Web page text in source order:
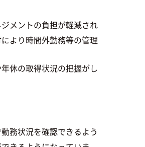
メントの負担が軽減され
より時間外勤務等の管理
休の取得状況の把握がし
務状況を確認できるよう